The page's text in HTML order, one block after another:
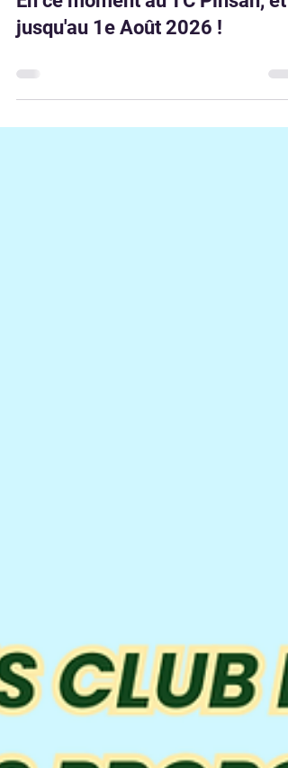
En ce moment au TC Pinsan, et
jusqu'au 1e Août 2026 !